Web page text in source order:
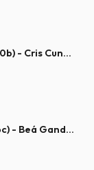
SALMO 44 (45), 10bc.11.12ab.16 (R. 10b) - Cris Cunha
SALMO 137, 1-2a.2bc-3.6.8bc (R. 8bc) - Beá Gandra